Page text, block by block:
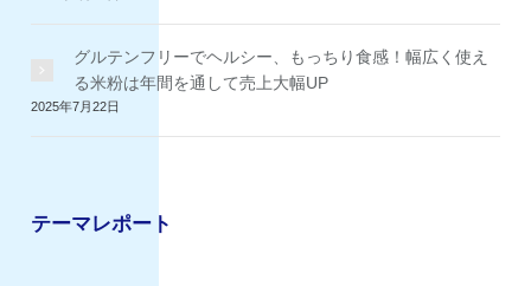
グルテンフリーでヘルシー、もっちり食感！幅広く使え
る米粉は年間を通して売上大幅UP
2025年7月22日
テーマレポート